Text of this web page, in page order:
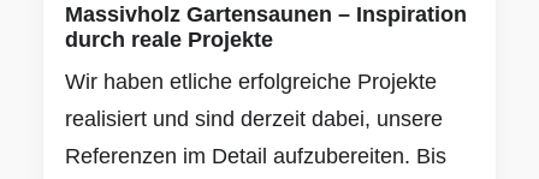
Massivholz Gartensaunen – Inspiration
durch reale Projekte
Wir haben etliche erfolgreiche Projekte
realisiert und sind derzeit dabei, unsere
Referenzen im Detail aufzubereiten. Bis